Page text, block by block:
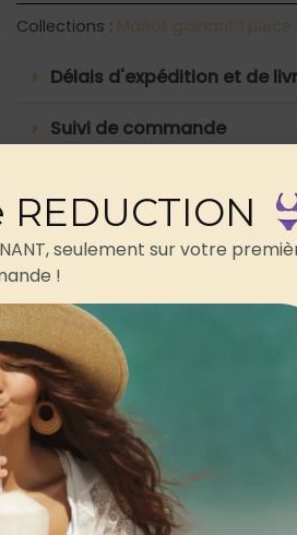
Collections : Maillot gainant 1 piece
Délais d'expédition et de
Suivi de commande
(cm)
86-91
seulement sur votre
!